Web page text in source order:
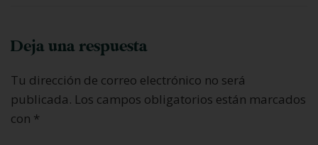
Deja una respuesta
Tu dirección de correo electrónico no será
publicada. Los campos obligatorios están marcados
con *